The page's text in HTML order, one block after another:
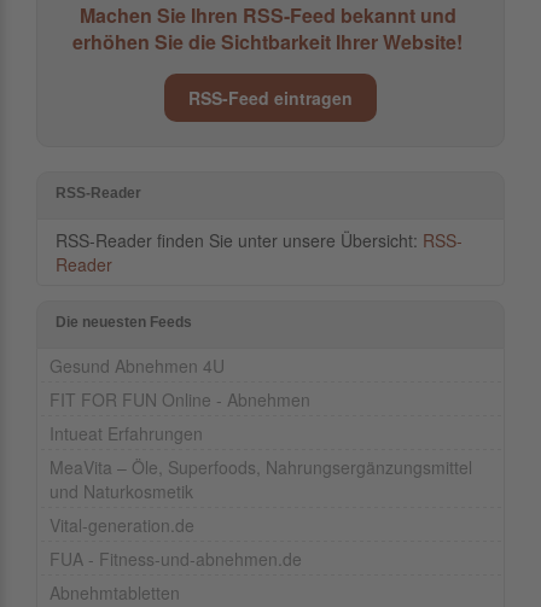
Machen Sie Ihren RSS-Feed bekannt und
erhöhen Sie die Sichtbarkeit Ihrer Website!
RSS-Feed eintragen
RSS-Reader
RSS-Reader finden Sie unter unsere Übersicht: RSS-
Reader
Die neuesten Feeds
Gesund Abnehmen 4U
FIT FOR FUN Online - Abnehmen
Intueat Erfahrungen
MeaVita – Öle, Superfoods, Nahrungsergänzungsmittel
und Naturkosmetik
Vital-generation.de
FUA - Fitness-und-abnehmen.de
Abnehmtabletten